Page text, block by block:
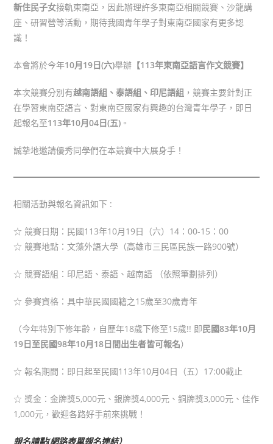
新住民子女接軌東南亞，因此辦理許多東南亞相關競賽、沙龍講
座、研習營等活動，期待我國青年學子對東南亞國家有更多認
識！
本會將於今年10月19日(六)舉辦 【113年東南亞語言作文競賽】
本次競賽分別有越南語組、泰語組、印尼語組 ，競賽主要針對正
在學習東南亞語言、對東南亞國家有興趣的台灣青年學子，即日
起報名至113年10月04日(五) 。
誠摯地邀請優秀同學們在本競賽中大展身手！
相關活動與報名資訊如下 :
☆ 競賽日期：民國113年10月19日（六）14：00-15：00
☆ 競賽地點：文藻外語大學（高雄市三民區民族一路900號）
☆ 競賽語組：印尼語、泰語、越南語 （依照筆劃排列）
☆ 參賽資格：具中華民國國籍之15歲至30歲青年
（今年特別下修年齡，自歷年18歲下修至15歲!! 即民國83年10月
19日至民國98年10月18日間出生者皆可報名）
☆ 報名期間：即日起至民國113年10月04日（五）17:00截止
☆ 獎金：金牌獎5,000元、銀牌獎4,000元、銅牌獎3,000元、佳作
1,000元，歡迎各路好手前來挑戰！
報名請點(網路表單報名連結）